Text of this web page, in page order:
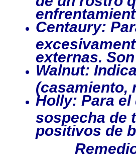
Centaury:
externas.
Walnut:
(casamiento,
Holly: Para el
sospecha de
positivos de